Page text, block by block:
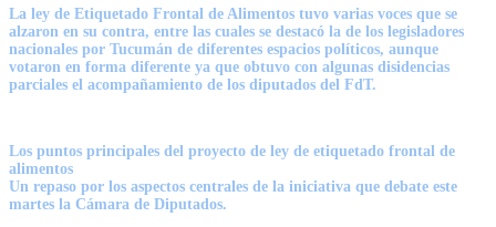
La ley de Etiquetado Frontal de Alimentos tuvo varias voces que se
alzaron en su contra, entre las cuales se destacó la de los legisladores
nacionales por Tucumán de diferentes espacios políticos, aunque
votaron en forma diferente ya que obtuvo con algunas disidencias
parciales el acompañamiento de los diputados del FdT.
Los puntos principales del proyecto de ley de etiquetado frontal de
alimentos
Un repaso por los aspectos centrales de la iniciativa que debate este
martes la Cámara de Diputados.